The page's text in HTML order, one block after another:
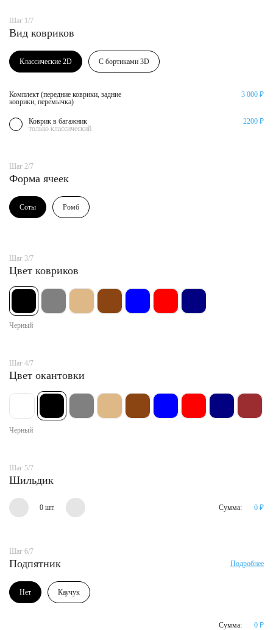
Шаг 1/7
Вид ковриков
Классические 2D С бортиками 3D
Комплект (передние коврики, задние
коврики, перемычка)
3 000 ₽
Коврик в багажник
только классический
2200 ₽
Шаг 2/7
Форма ячеек
Соты Ромб
Шаг 3/7
Цвет ковриков
Черный
Шаг 4/7
Цвет окантовки
Черный
Шаг 5/7
Шильдик
0 шт. Сумма: 0 ₽
Шаг 6/7
Подпятник Подробнее
Нет Каучук
Сумма: 0 ₽